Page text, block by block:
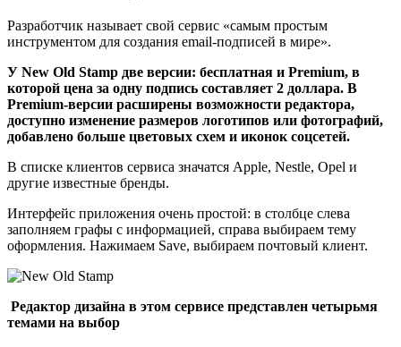
Разработчик называет свой сервис «самым простым
инструментом для создания email-подписей в мире».
У New Old Stamp две версии: бесплатная и Premium, в
которой цена за одну подпись составляет 2 доллара. В
Premium-версии расширены возможности редактора,
доступно изменение размеров логотипов или фотографий,
добавлено больше цветовых схем и иконок соцсетей.
В списке клиентов сервиса значатся Apple, Nestle, Opel и
другие известные бренды.
Интерфейс приложения очень простой: в столбце слева
заполняем графы с информацией, справа выбираем тему
оформления. Нажимаем Save, выбираем почтовый клиент.
Редактор дизайна в этом сервисе представлен четырьмя
темами на выбор